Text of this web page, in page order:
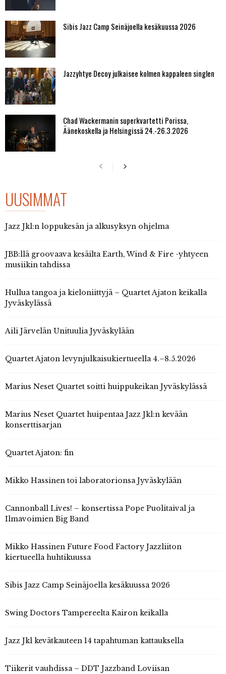
Sibis Jazz Camp Seinäjoella kesäkuussa 2026
Jazzyhtye Decoy julkaisee kolmen kappaleen singlen
Chad Wackermanin superkvartetti Porissa,
Äänekoskella ja Helsingissä 24.-26.3.2026
UUSIMMAT
Jazz Jkl:n loppukesän ja alkusyksyn ohjelma
JBB:llä groovaava kesäilta Earth, Wind & Fire -yhtyeen
musiikin tahdissa
Hullua tangoa ja kieloniittyjä – Quartet Ajaton keikalla
Jyväskylässä
Aili Järvelän Unituulia Jyväskylään
Quartet Ajaton levynjulkaisukiertueella 4.–8.5.2026
Marius Neset Quartet soitti huippukeikan Jyväskylässä
Marius Neset Quartet huipentaa Jazz Jkl:n kevään
konserttisarjan
Quartet Ajaton: fin
Mikko Hassinen toi laboratorionsa Jyväskylään
Cannonball Lives! – konsertissa Pope Puolitaival ja
Ilmavoimien Big Band
Mikko Hassinen Future Food Factory Jazzliiton
kiertueella huhtikuussa
Sibis Jazz Camp Seinäjoella kesäkuussa 2026
Swing Doctors Tampereelta Kairon keikalla
Jazz Jkl kevätkauteen 14 tapahtuman kattauksella
Tiikerit vauhdissa – DDT Jazzband Loviisan